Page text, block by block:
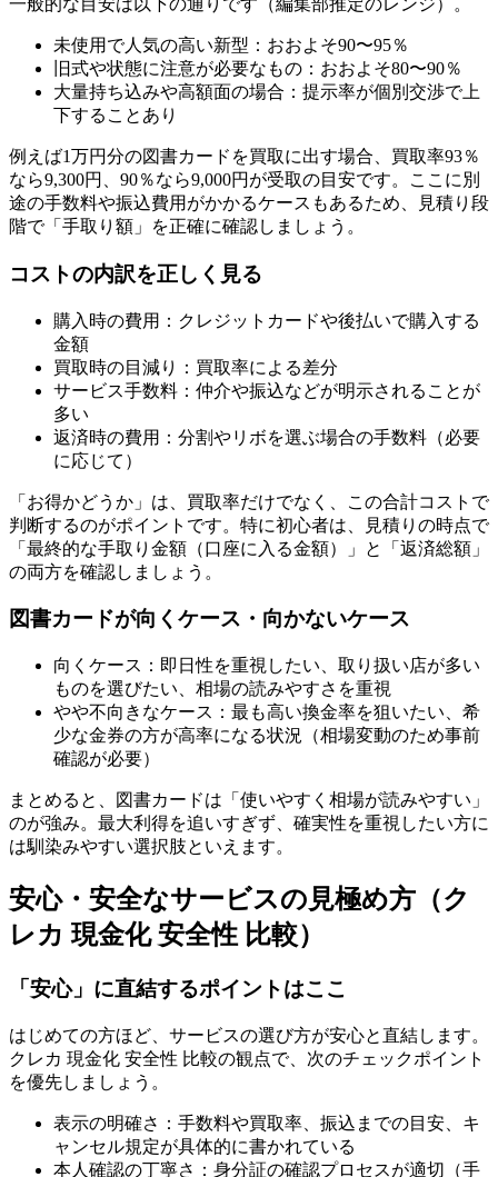
一般的な目安は以下の通りです（編集部推定のレンジ）。
未使用で人気の高い新型：おおよそ90〜95％
旧式や状態に注意が必要なもの：おおよそ80〜90％
大量持ち込みや高額面の場合：提示率が個別交渉で上
下することあり
例えば1万円分の図書カードを買取に出す場合、買取率93％
なら9,300円、90％なら9,000円が受取の目安です。ここに別
途の手数料や振込費用がかかるケースもあるため、見積り段
階で「手取り額」を正確に確認しましょう。
コストの内訳を正しく見る
購入時の費用：クレジットカードや後払いで購入する
金額
買取時の目減り：買取率による差分
サービス手数料：仲介や振込などが明示されることが
多い
返済時の費用：分割やリボを選ぶ場合の手数料（必要
に応じて）
「お得かどうか」は、買取率だけでなく、この合計コストで
判断するのがポイントです。特に初心者は、見積りの時点で
「最終的な手取り金額（口座に入る金額）」と「返済総額」
の両方を確認しましょう。
図書カードが向くケース・向かないケース
向くケース：即日性を重視したい、取り扱い店が多い
ものを選びたい、相場の読みやすさを重視
やや不向きなケース：最も高い換金率を狙いたい、希
少な金券の方が高率になる状況（相場変動のため事前
確認が必要）
まとめると、図書カードは「使いやすく相場が読みやすい」
のが強み。最大利得を追いすぎず、確実性を重視したい方に
は馴染みやすい選択肢といえます。
安心・安全なサービスの見極め方（ク
レカ 現金化 安全性 比較）
「安心」に直結するポイントはここ
はじめての方ほど、サービスの選び方が安心と直結します。
クレカ 現金化 安全性 比較の観点で、次のチェックポイント
を優先しましょう。
表示の明確さ：手数料や買取率、振込までの目安、キ
ャンセル規定が具体的に書かれている
本人確認の丁寧さ：身分証の確認プロセスが適切（手